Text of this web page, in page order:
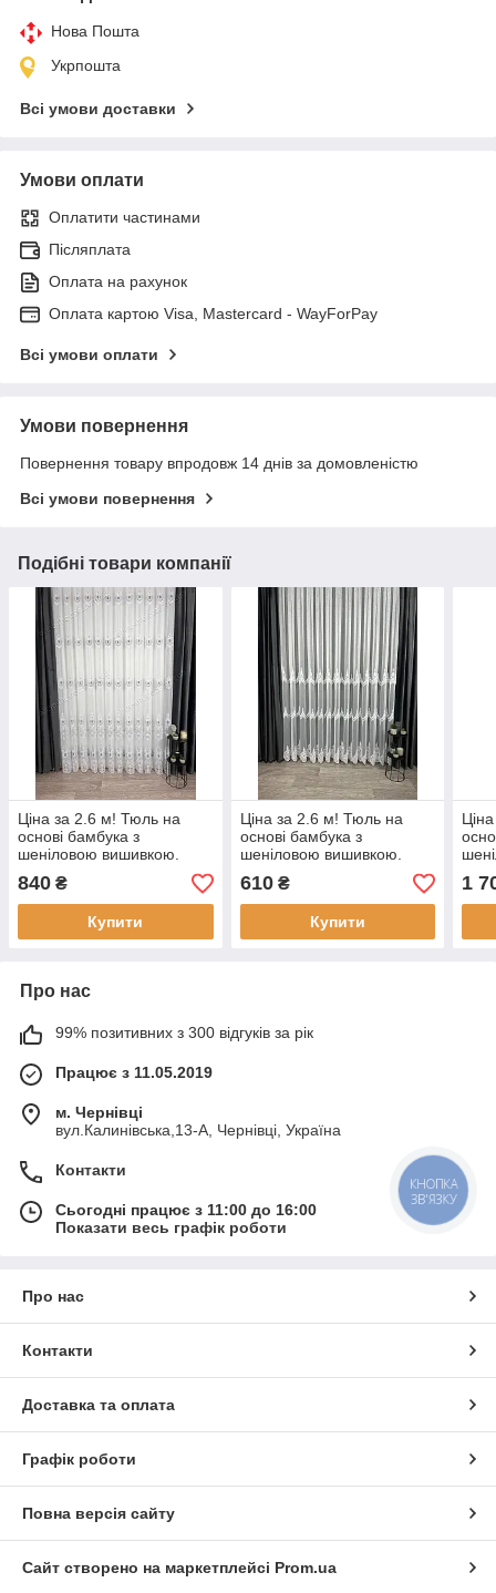
Нова Пошта
Укрпошта
Всі умови доставки
Умови оплати
Оплатити частинами
Післяплата
Оплата на рахунок
Оплата картою Visa, Mastercard - WayForPay
Всі умови оплати
Умови повернення
Повернення товару впродовж 14 днів за домовленістю
Всі умови повернення
Подібні товари компанії
Ціна за 2.6 м! Тюль на
основі бамбука з
шеніловою вишивкою.
Колір: Білий з сірим
840 ₴
Купити
Ціна за 2.6 м! Тюль на
основі бамбука з
шеніловою вишивкою.
Колір: Білий
610₴
Купити
1
Про нас
99% позитивних з 300 відгуків за рік
Працює з 11.05.2019
м. Чернівці
вул.Калинівська,13-А, Чернівці, Україна
Контакти
Сьогодні працює з 11:00 до 16:00
Показати весь графік роботи
Про нас
Контакти
Доставка та оплата
Графік роботи
Повна версія сайту
Сайт створено на маркетплейсі Prom.ua
КНОПКА
ЗВ'ЯЗКУ